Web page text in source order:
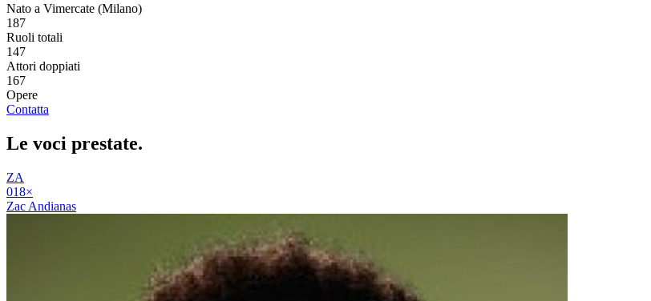
Nato a Vimercate (Milano)
187
Ruoli totali
147
Attori doppiati
167
Opere
Contatta
Le voci prestate.
ZA
018×
Zac Andianas